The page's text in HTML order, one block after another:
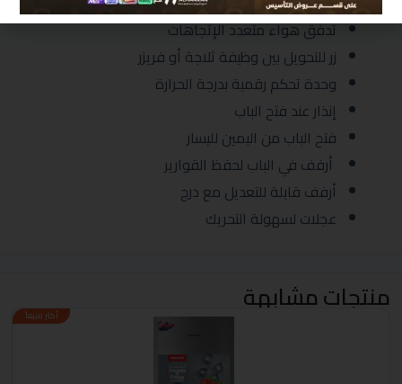
تدفق هواء متعدد الإتجاهات
زر للتحويل بين وظيفة ثلاجة أو فريزر
وحدة تحكم رقمية بدرجة الحرارة
إنذار عند فتح الباب
فتح الباب من اليمين لليسار
أرفف في الباب لحفظ القوارير
أرفف قابلة للتعديل مع درج
عجلات لسهولة التحريك
منتجات مشابهة أكثر مبيعاً